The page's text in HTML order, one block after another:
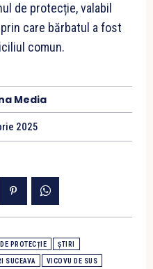
de protecție, valabil
care bărbatul a fost
comun.
Media
2025
PROTECȚIE ȘTIRI
SUCEAVA VICOVU DE SUS